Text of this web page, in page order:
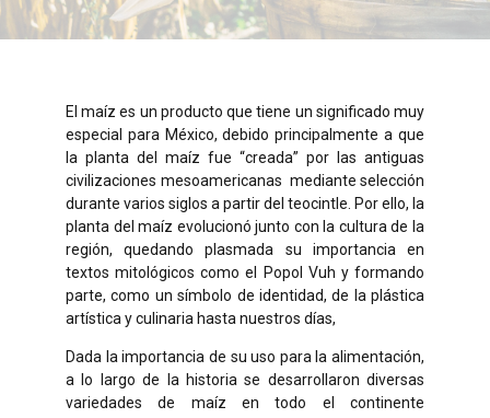
El maíz es un producto que tiene un significado muy
especial para México, debido principalmente a que
la planta del maíz fue “creada” por las antiguas
civilizaciones mesoamericanas mediante selección
durante varios siglos a partir del teocintle. Por ello, la
planta del maíz evolucionó junto con la cultura de la
región, quedando plasmada su importancia en
textos mitológicos como el Popol Vuh y formando
parte, como un símbolo de identidad, de la plástica
artística y culinaria hasta nuestros días,
Dada la importancia de su uso para la alimentación,
a lo largo de la historia se desarrollaron diversas
variedades de maíz en todo el continente